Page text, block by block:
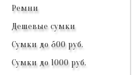
Ремни
Дешевые сумки
Сумки до 500 руб.
Сумки до 1000 руб.